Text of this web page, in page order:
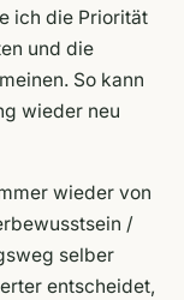
ich die Priorität
und die
So kann
wieder neu
wieder von
/
selber
entscheidet,